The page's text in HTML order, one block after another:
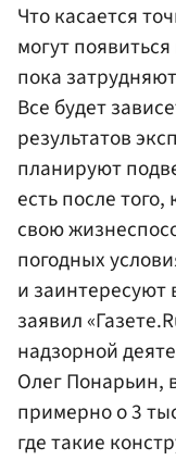
Что касается
могут
пока
Все будет
результатов
планируют
есть после
свою
погодных
и заинтересуют
заявил
надзорной
Олег Понарьин,
примерно о 3
где такие